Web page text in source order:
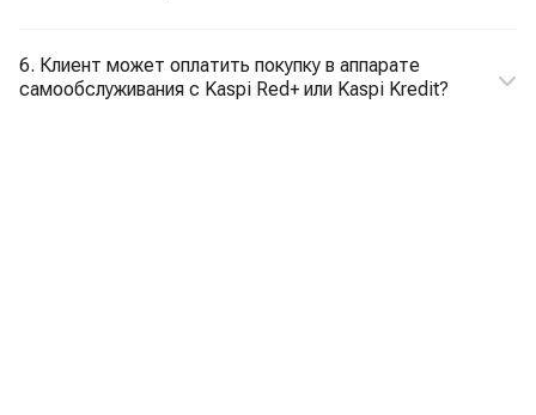
6. Клиент может оплатить покупку в аппарате
самообслуживания с Kaspi Red+ или Kaspi Kredit?